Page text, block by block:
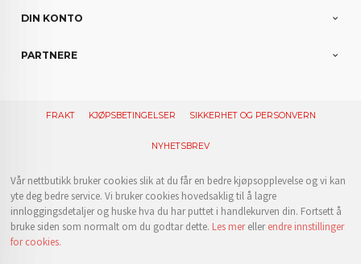
DIN KONTO
PARTNERE
FRAKT KJØPSBETINGELSER SIKKERHET OG PERSONVERN
NYHETSBREV
Vår nettbutikk bruker cookies slik at du får en bedre kjøpsopplevelse og vi kan
yte deg bedre service. Vi bruker cookies hovedsaklig til å lagre
innloggingsdetaljer og huske hva du har puttet i handlekurven din. Fortsett å
bruke siden som normalt om du godtar dette. Les merellerendre innstillinger
for cookies.